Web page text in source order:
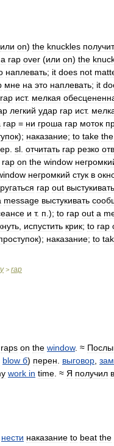
или on) the knuckles
a rap over (или on) the
наплевать; it does not
мне на это наплевать; it
rap ист. мелкая
легкий удар rap ист.
rap = ни гроша rap моток
); наказание; to take the
sl отчитать rap резко
rap on the window
негромкий стук в
rap out выстукивать
message выстукивать
и т. п .); to rap out a
испустить крик; to rap
); наказание; to
> rap
raps on the window. ≈
blow б) перен выговор
work in time . ≈ Я получил
нести наказание to beat the